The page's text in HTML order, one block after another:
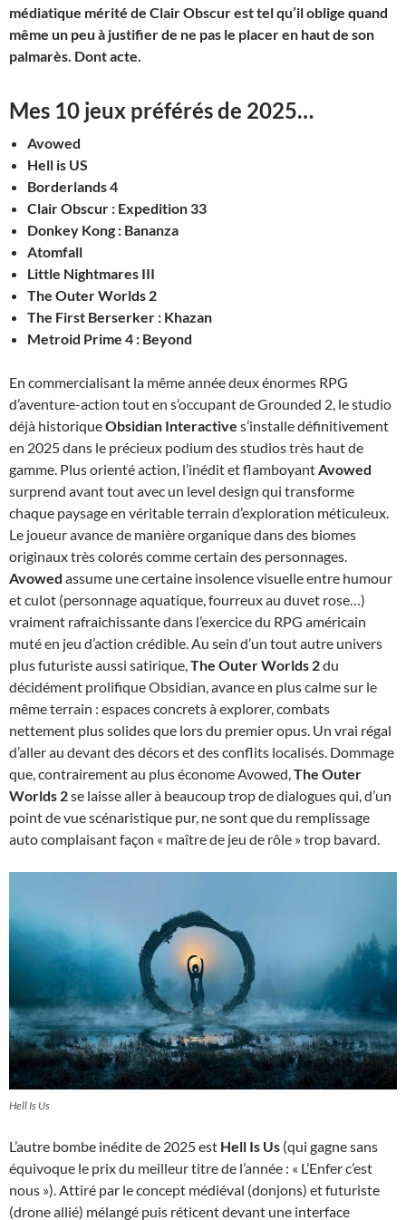
médiatique mérité de Clair Obscur est tel qu’il oblige quand
même un peu à justifier de ne pas le placer en haut de son
palmarès. Dont acte.
Mes 10 jeux préférés de 2025…
Avowed
Hell is US
Borderlands 4
Clair Obscur : Expedition 33
Donkey Kong : Bananza
Atomfall
Little Nightmares III
The Outer Worlds 2
The First Berserker : Khazan
Metroid Prime 4 : Beyond
En commercialisant la même année deux énormes RPG
d’aventure-action tout en s’occupant de Grounded 2, le studio
déjà historiqueObsidian Interactive s’installe définitivement
en 2025 dans le précieux podium des studios très haut de
gamme. Plus orienté action, l’inédit et flamboyant Avowed
surprend avant tout avec un level design qui transforme
chaque paysage en véritable terrain d’exploration méticuleux.
Le joueur avance de manière organique dans des biomes
originaux très colorés comme certain des personnages.
Avowed assume une certaine insolence visuelle entre humour
et culot (personnage aquatique, fourreux au duvet rose…)
vraiment rafraichissante dans l’exercice du RPG américain
muté en jeu d’action crédible. Au sein d’un tout autre univers
plus futuriste aussi satirique, The Outer Worlds 2du
décidément prolifique Obsidian, avance en plus calme sur le
même terrain : espaces concrets à explorer, combats
nettement plus solides que lors du premier opus. Un vrai régal
d’aller au devant des décors et des conflits localisés. Dommage
que, contrairement au plus économe Avowed, The Outer
Worlds 2se laisse aller à beaucoup trop de dialogues qui, d’un
point de vue scénaristique pur, ne sont que du remplissage
auto complaisant façon « maître de jeu de rôle » trop bavard.
Hell Is Us
L’autre bombe inédite de 2025 est Hell Is Us (qui gagne sans
équivoque le prix du meilleur titre de l’année : « L’Enfer c’est
nous »). Attiré par le concept médiéval (donjons) et futuriste
(drone allié) mélangé puis réticent devant une interface